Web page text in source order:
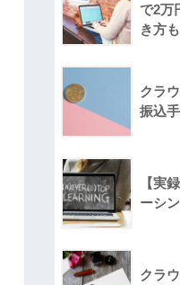
で2万
き方も
クラ
振込
【実
ーシ
クラ